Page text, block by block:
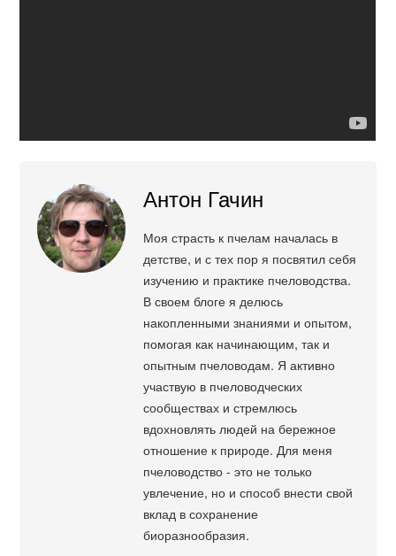
Антон Гачин
Моя страсть к пчелам началась в
детстве, и с тех пор я посвятил себя
изучению и практике пчеловодства.
В своем блоге я делюсь
накопленными знаниями и опытом,
помогая как начинающим, так и
опытным пчеловодам. Я активно
участвую в пчеловодческих
сообществах и стремлюсь
вдохновлять людей на бережное
отношение к природе. Для меня
пчеловодство - это не только
увлечение, но и способ внести свой
вклад в сохранение
биоразнообразия.